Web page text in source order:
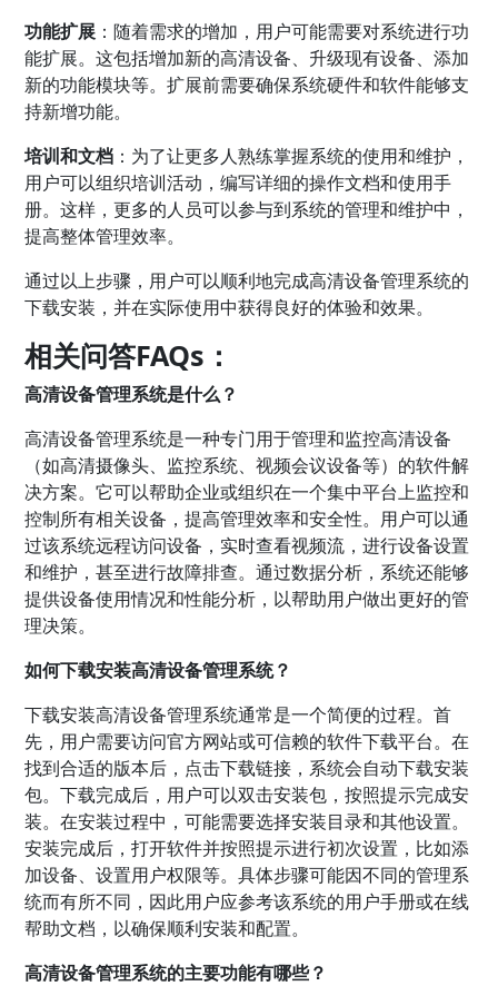
功能扩展 ：随着需求的增加，用户可能需要对系统进行功
能扩展。这包括增加新的高清设备、升级现有设备、添加
新的功能模块等。扩展前需要确保系统硬件和软件能够支
持新增功能。
培训和文档 ：为了让更多人熟练掌握系统的使用和维护，
用户可以组织培训活动，编写详细的操作文档和使用手
册。这样，更多的人员可以参与到系统的管理和维护中，
提高整体管理效率。
通过以上步骤，用户可以顺利地完成高清设备管理系统的
下载安装，并在实际使用中获得良好的体验和效果。
相关问答FAQs：
高清设备管理系统是什么？
高清设备管理系统是一种专门用于管理和监控高清设备
（如高清摄像头、监控系统、视频会议设备等）的软件解
决方案。它可以帮助企业或组织在一个集中平台上监控和
控制所有相关设备，提高管理效率和安全性。用户可以通
过该系统远程访问设备，实时查看视频流，进行设备设置
和维护，甚至进行故障排查。通过数据分析，系统还能够
提供设备使用情况和性能分析，以帮助用户做出更好的管
理决策。
如何下载安装高清设备管理系统？
下载安装高清设备管理系统通常是一个简便的过程。首
先，用户需要访问官方网站或可信赖的软件下载平台。在
找到合适的版本后，点击下载链接，系统会自动下载安装
包。下载完成后，用户可以双击安装包，按照提示完成安
装。在安装过程中，可能需要选择安装目录和其他设置。
安装完成后，打开软件并按照提示进行初次设置，比如添
加设备、设置用户权限等。具体步骤可能因不同的管理系
统而有所不同，因此用户应参考该系统的用户手册或在线
帮助文档，以确保顺利安装和配置。
高清设备管理系统的主要功能有哪些？